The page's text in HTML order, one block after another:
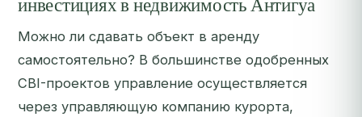
инвестициях в недвижимость Антигуа
Можно ли сдавать объект в аренду
самостоятельно? В большинстве одобренных
CBI-проектов управление осуществляется
через управляющую компанию курорта,